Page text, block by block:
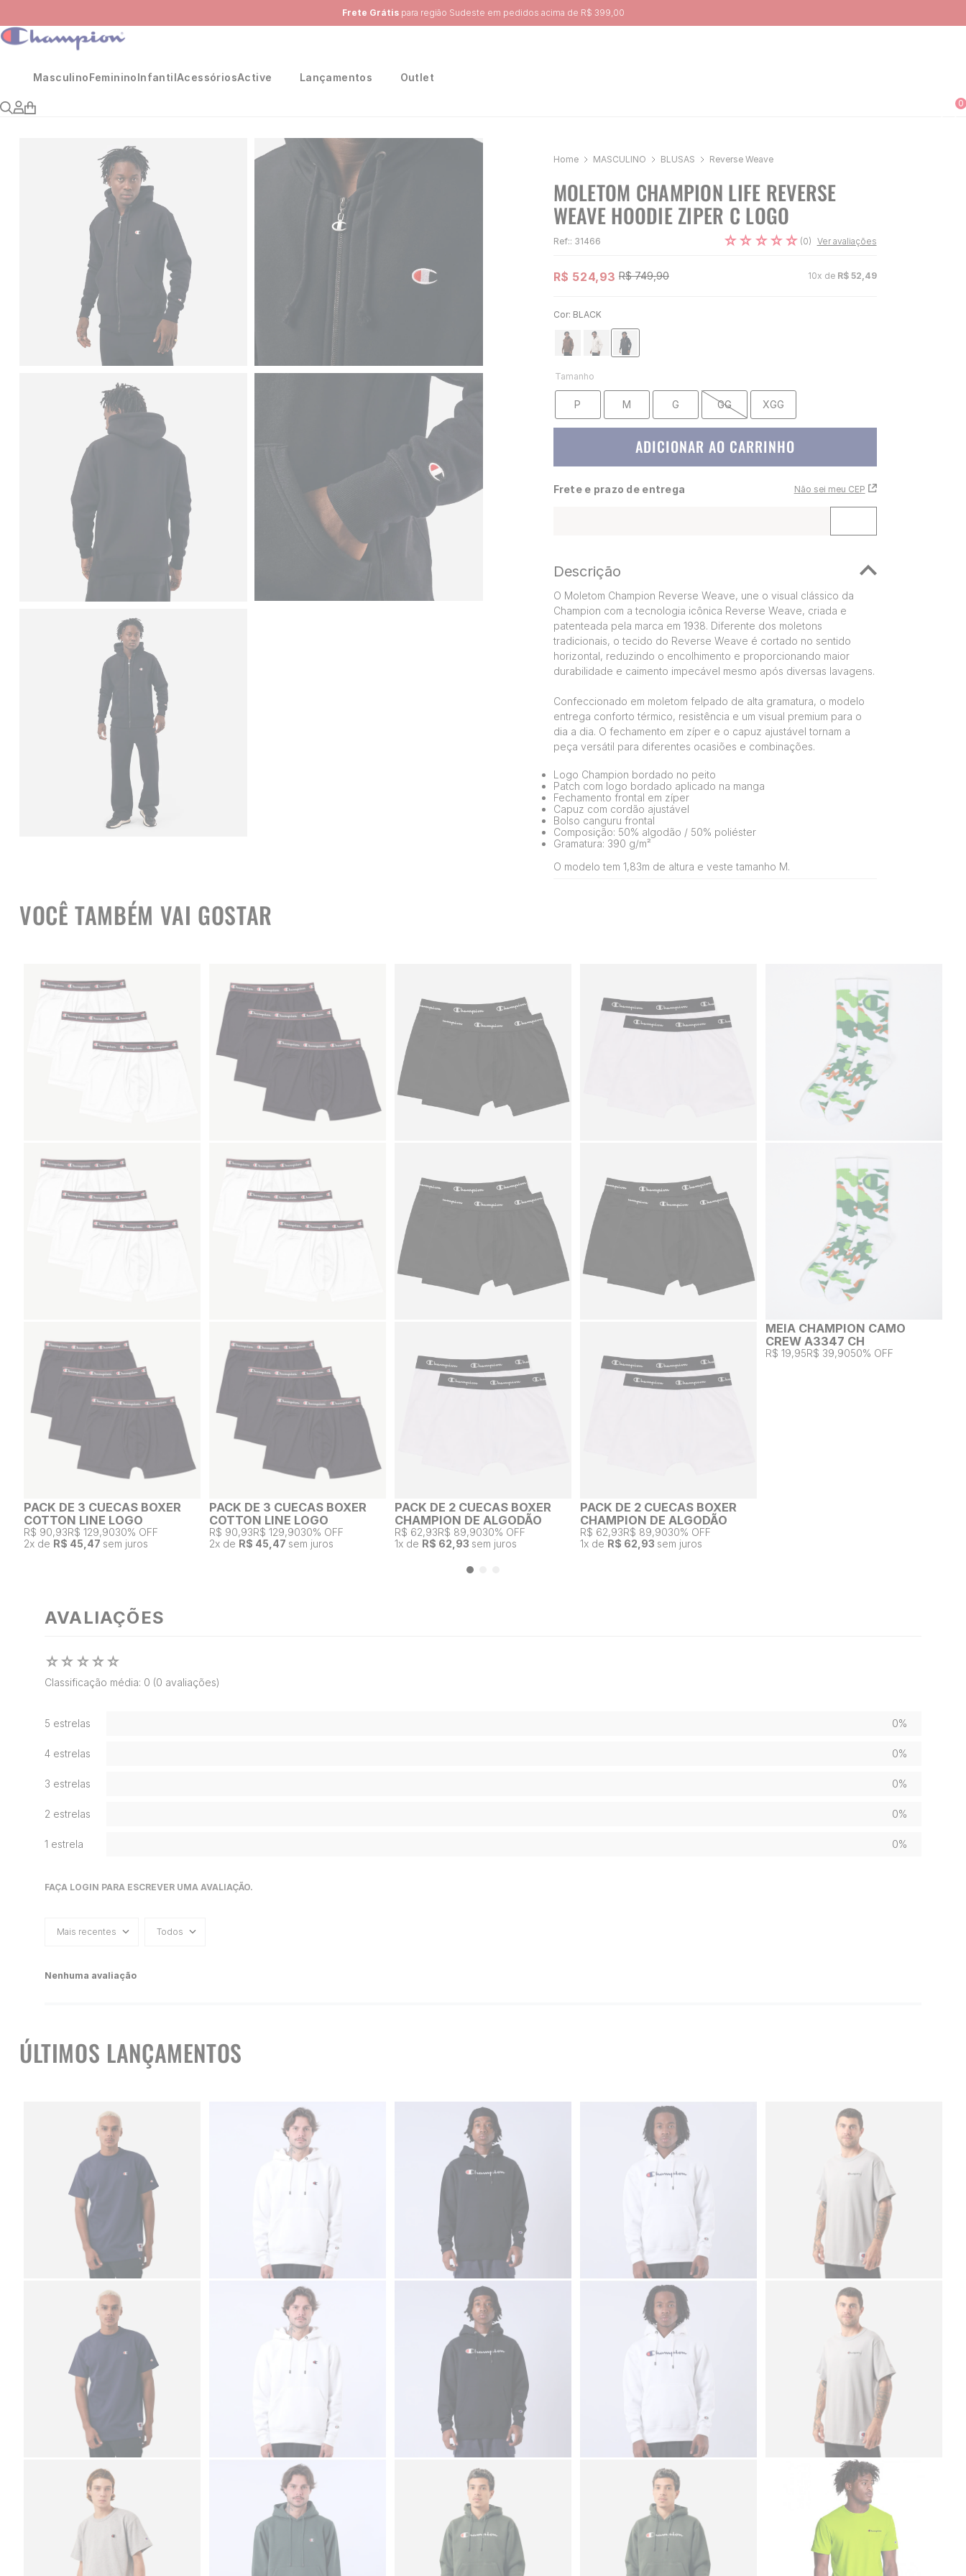
Ganhe 10% na primeira compra, utilizando o cupom: PRIMEIRA10
MasculinoFemininoInfantilAcessóriosActive Lançamentos Outlet
0
MASCULINO BLUSAS Reverse Weave
MOLETOM CHAMPION LIFE REVERSE
WEAVE HOODIE ZIPER C LOGO
Ref:: 31466 ☆☆ ☆☆☆ (0) Ver avaliações
R$ 524,93 R$ 749,90 10x de R$ 52 49
Cor: BLACK
Tamanho
P M G GG XGG
ADICIONAR AO CARRINHO
Frete e prazo de entrega Não sei meu CEP
Descrição
O Moletom Champion Reverse Weave, une o visual clássico da
Champion com a tecnologia icônica Reverse Weave, criada e
patenteada pela marca em 1938. Diferente dos moletons
tradicionais, o tecido do Reverse Weave é cortado no sentido
horizontal, reduzindo o encolhimento e proporcionando maior
durabilidade e caimento impecável mesmo após diversas lavagens.
Confeccionado em moletom felpado de alta gramatura, o modelo
entrega conforto térmico, resistência e um visual premium para o
dia a dia. O fechamento em zíper e o capuz ajustável tornam a
peça versátil para diferentes ocasiões e combinações.
Logo Champion bordado no peito
Patch com logo bordado aplicado na manga
Fechamento frontal em zíper
Capuz com cordão ajustável
Bolso canguru frontal
Composição: 50% algodão / 50% poliéster
Gramatura: 390 g/m²
O modelo tem 1,83m de altura e veste tamanho M.
VOCÊ TAMBÉM VAI GOSTAR
PACK DE 3 CUECAS BOXER
COTTON LINE LOGO
R$ 90,93R$ 129,9030% OFF
2x de R$ 45,47 sem juros
PACK DE 3 CUECAS BOXER
COTTON LINE LOGO
R$ 90,93R$ 129,9030% OFF
2x de R$ 45,47 sem juros
PACK DE 2 CUECAS BOXER
CHAMPION DE ALGODÃO
R$ 62,93R$ 89,9030% OFF
1x de R$ 62,93 sem juros
PACK DE 2 CUECAS BOXER
CHAMPION DE ALGODÃO
R$ 62,93R$ 89,9030% OFF
1x de R$ 62,93 sem juros
MEIA CHAMPION CAMO
CREW A3347 CH
R$ 19,95R$ 39,9050% OFF
AVALIAÇÕES
☆☆ ☆☆☆
Classificação média: 0 (0 avaliações)
5 estrelas 0%
4 estrelas 0%
3 estrelas 0%
2 estrelas 0%
1 estrela 0%
FAÇA LOGIN PARA ESCREVER UMA AVALIAÇÃO.
Mais recentes Todos
Nenhuma avaliação
ÚLTIMOS LANÇAMENTOS